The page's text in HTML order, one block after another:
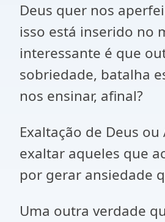
Deus quer nos
isso está inserido no
interessante é que
sobriedade, batalha
nos ensinar, afinal?
Exaltação de Deus
exaltar aqueles que
por gerar ansiedade
Uma outra verdade